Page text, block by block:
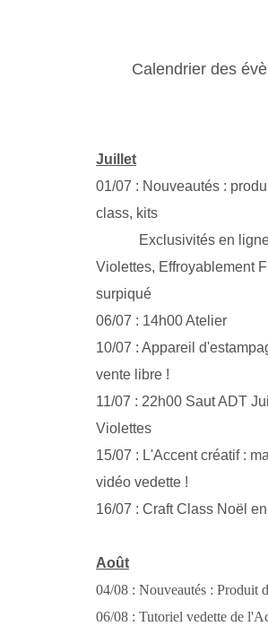
Calendrier des
Juillet
01/07 : Nouveautés :
class, kits
Exclusivités en ligne
Violettes, Effroyablement
surpiqué
06/07 : 14h00 Atelier
10/07 : Appareil
vente libre !
11/07 : 22h00 Saut ADT
Violettes
15/07 : L'Accent créatif :
vidéo vedette !
16/07 : Craft Class Noël
Août
04/08 : Nouveautés : Produit
06/08 : Tutoriel vedette de